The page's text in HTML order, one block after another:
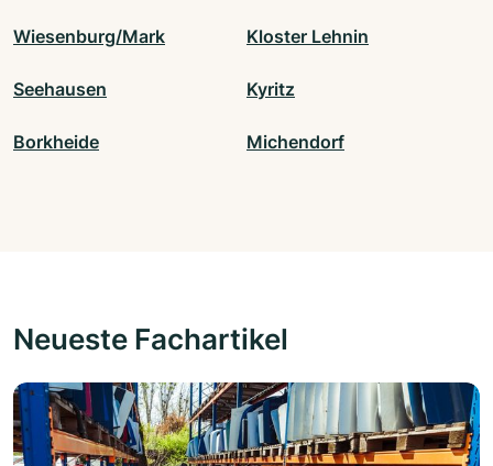
Wiesenburg/Mark Kloster Lehnin
Seehausen Kyritz
Borkheide Michendorf
Neueste Fachartikel